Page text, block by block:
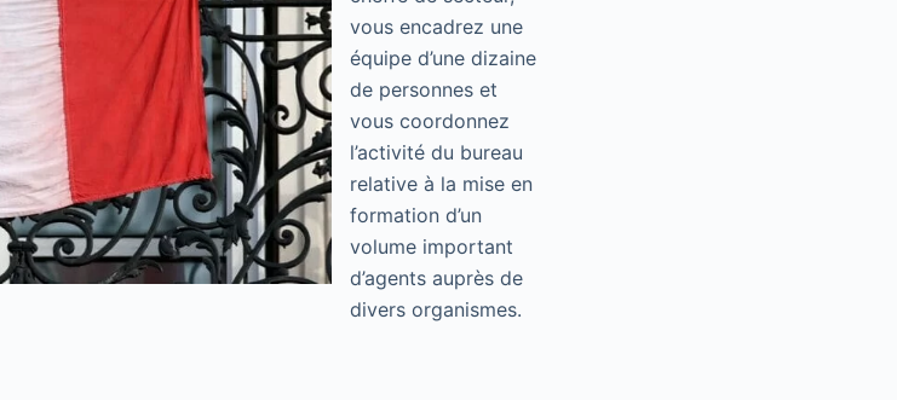
vous encadrez une
équipe d’une dizaine
de personnes et
vous coordonnez
l’activité du bureau
relative à la mise en
formation d’un
volume important
d’agents auprès de
divers organismes.